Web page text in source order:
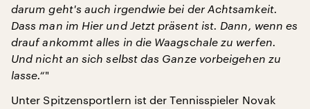
darum geht's auch irgendwie bei der Achtsamkeit.
Dass man im Hier und Jetzt präsent ist. Dann, wenn es
drauf ankommt alles in die Waagschale zu werfen.
Und nicht an sich selbst das Ganze vorbeigehen zu
lasse.“"
Unter Spitzensportlern ist der Tennisspieler Novak